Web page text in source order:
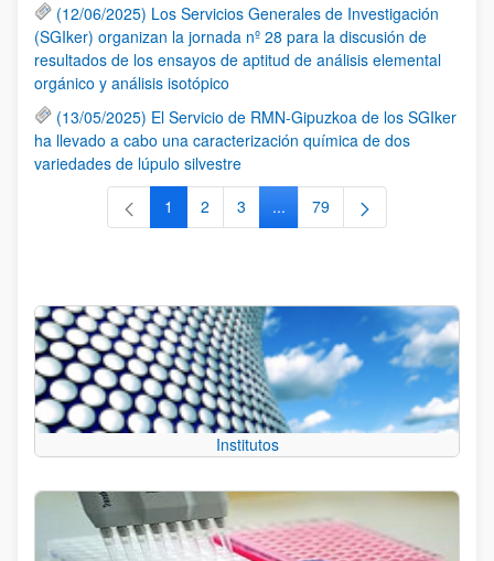
(12/06/2025) Los Servicios Generales de Investigación
(SGIker) organizan la jornada nº 28 para la discusión de
resultados de los ensayos de aptitud de análisis elemental
orgánico y análisis isotópico
(13/05/2025) El Servicio de RMN-Gipuzkoa de los SGIker
ha llevado a cabo una caracterización química de dos
variedades de lúpulo silvestre
Página
1 Página
2 Página
3 ...Páginas intermedias Use TAB
Página
79
Institutos